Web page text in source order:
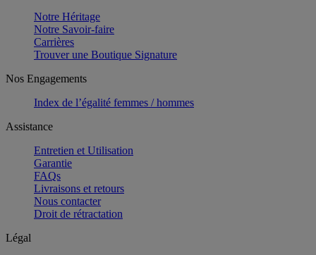
Notre Héritage
Notre Savoir-faire
Carrières
Trouver une Boutique Signature
Nos Engagements
Index de l’égalité femmes / hommes
Assistance
Entretien et Utilisation
Garantie
FAQs
Livraisons et retours
Nous contacter
Droit de rétractation
Légal